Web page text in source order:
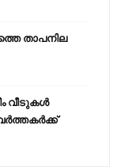
താപനില
വീടുകള്‍